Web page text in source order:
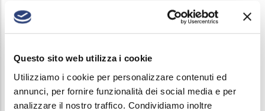
Questo sito web utilizza i cookie
Utilizziamo i cookie per personalizzare contenuti ed
annunci, per fornire funzionalità dei social media e per
analizzare il nostro traffico. Condividiamo inoltre
Check and download your bills
Online payment
Request information
Access the Online Counter Service